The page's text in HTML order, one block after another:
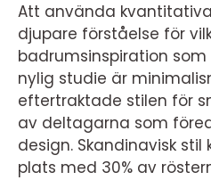
Att använda
djupare förståelse för
badrumsinspiration som
nylig studie är
eftertraktade stilen för
av deltagarna som
design. Skandinavisk
plats med 30% av